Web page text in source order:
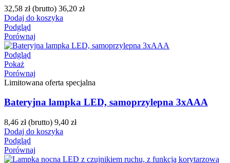
32,58 zł (brutto) 36,20 zł
Dodaj do koszyka
Podgląd
Porównaj
Podgląd
Pokaż
Porównaj
Limitowana oferta specjalna
Bateryjna lampka LED, samoprzylepna 3xAAA
8,46 zł (brutto) 9,40 zł
Dodaj do koszyka
Podgląd
Porównaj